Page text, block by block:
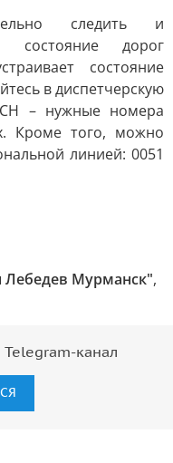
следить и
состояние дорог
состояние
в диспетчерскую
– нужные номера
Кроме того, можно
линией: 0051
Мурманск",
канал